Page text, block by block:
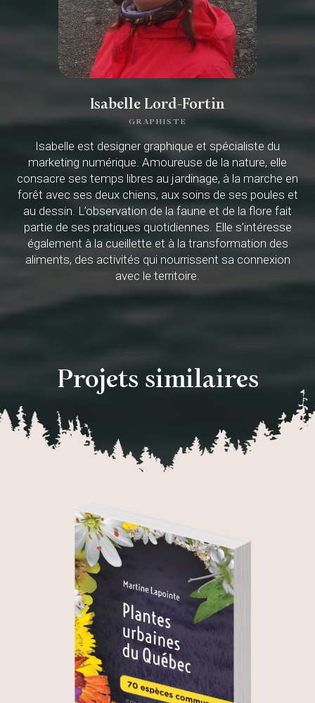
Isabelle Lord-Fortin
GRAPHISTE
Isabelle est designer graphique et spécialiste du
marketing numérique. Amoureuse de la nature, elle
consacre ses temps libres au jardinage, à la marche en
forêt avec ses deux chiens, aux soins de ses poules et
au dessin. L’observation de la faune et de la flore fait
partie de ses pratiques quotidiennes. Elle s’intéresse
également à la cueillette et à la transformation des
aliments, des activités qui nourrissent sa connexion
avec le territoire.
Projets similaires